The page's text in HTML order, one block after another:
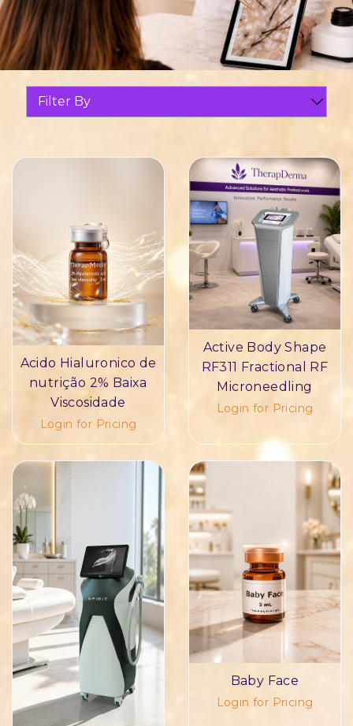
Filter By
Acido Hialuronico de
nutrição 2% Baixa
Viscosidade
Login for Pricing
Active Body Shape
RF311 Fractional RF
Microneedling
Login for Pricing
Baby Face
Login for Pricing